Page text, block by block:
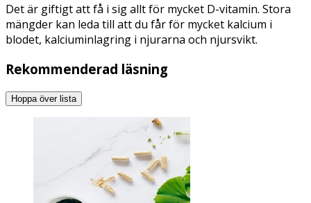
Det är giftigt att få i sig allt för mycket D-vitamin. Stora
mängder kan leda till att du får för mycket kalcium i
blodet, kalciuminlagring i njurarna och njursvikt.
Rekommenderad läsning
Hoppa över lista